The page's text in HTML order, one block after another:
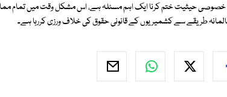
خصوصی حیثیت ختم کرنا ایک اہم مسئلہ ہے، اس مشکل وقت میں تمام
طریقے سے کشمیریوں کے قانونی حقوق کی خلاف ورزی کررہا ہے۔